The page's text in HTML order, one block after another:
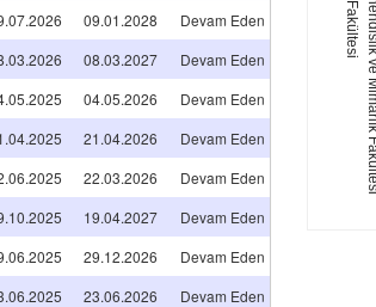
09.01.2028
Devam Eden
08.03.2027
Devam Eden
04.05.2026
Devam Eden
21.04.2026
Devam Eden
22.03.2026
Devam Eden
19.04.2027
Devam Eden
29.12.2026
Devam Eden
23.06.2026 Devam Eden
Tıp FakültesiMühendislik